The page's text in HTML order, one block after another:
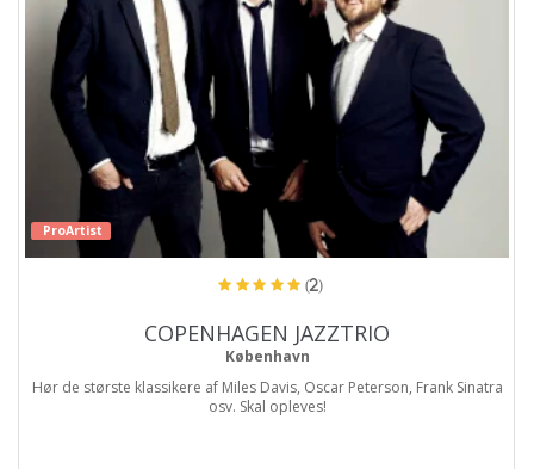
ProArtist
(2)
COPENHAGEN JAZZTRIO
København
Hør de største klassikere af Miles Davis, Oscar Peterson, Frank Sinatra
osv. Skal opleves!